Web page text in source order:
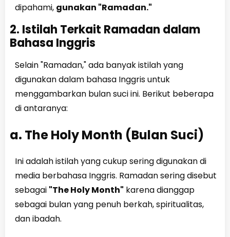
dipahami, gunakan "Ramadan."
2. Istilah Terkait Ramadan dalam
Bahasa Inggris
Selain "Ramadan," ada banyak istilah yang
digunakan dalam bahasa Inggris untuk
menggambarkan bulan suci ini. Berikut beberapa
di antaranya:
a. The Holy Month (Bulan Suci)
Ini adalah istilah yang cukup sering digunakan di
media berbahasa Inggris. Ramadan sering disebut
sebagai "The Holy Month" karena dianggap
sebagai bulan yang penuh berkah, spiritualitas,
dan ibadah.